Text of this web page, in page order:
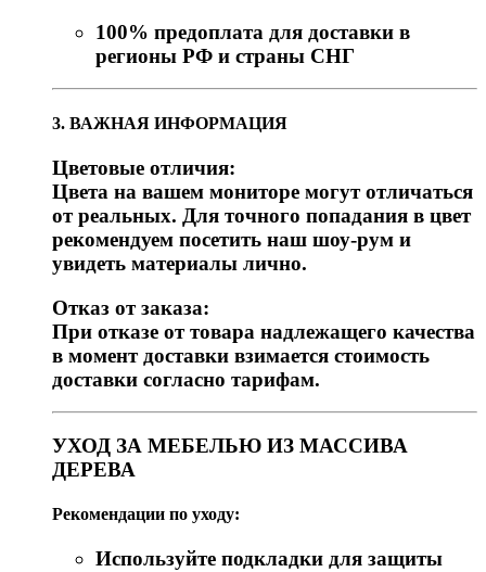
100% предоплата для доставки в
регионы РФ и страны СНГ
3. ВАЖНАЯ ИНФОРМАЦИЯ
Цветовые отличия:
Цвета на вашем мониторе могут отличаться
от реальных. Для точного попадания в цвет
рекомендуем посетить наш шоу-рум и
увидеть материалы лично.
Отказ от заказа:
При отказе от товара надлежащего качества
в момент доставки взимается стоимость
доставки согласно тарифам.
УХОД ЗА МЕБЕЛЬЮ ИЗ МАССИВА
ДЕРЕВА
Рекомендации по уходу:
Используйте подкладки для защиты